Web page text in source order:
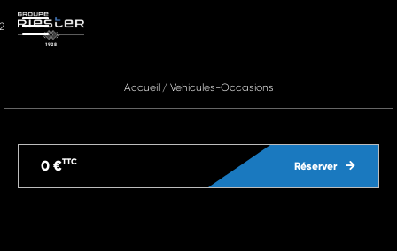
Accueil/ Vehicules-Occasions
Réserver
0 €TTC